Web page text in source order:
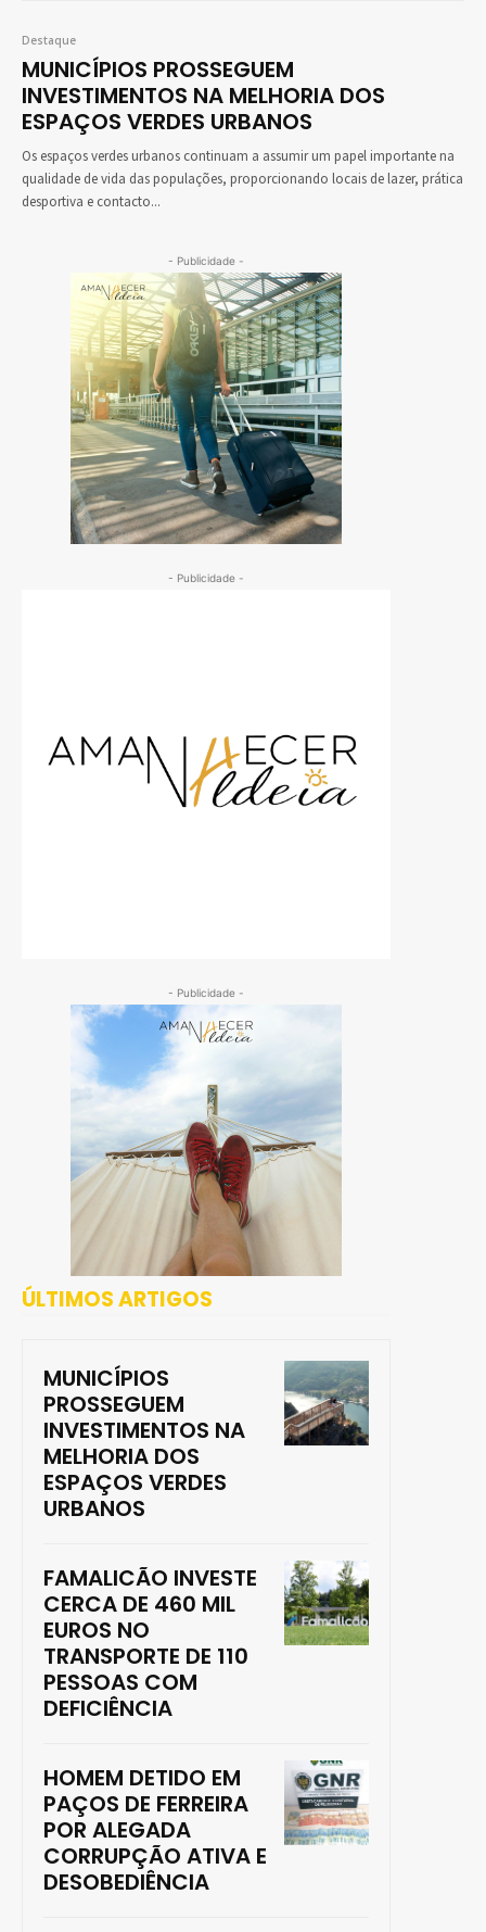
Destaque
MUNICÍPIOS PROSSEGUEM
INVESTIMENTOS NA MELHORIA DOS
ESPAÇOS VERDES URBANOS
Os espaços verdes urbanos continuam a assumir um papel importante na
qualidade de vida das populações, proporcionando locais de lazer, prática
desportiva e contacto...
- Publicidade -
- Publicidade -
- Publicidade -
ÚLTIMOS ARTIGOS
MUNICÍPIOS
PROSSEGUEM
INVESTIMENTOS NA
MELHORIA DOS
ESPAÇOS VERDES
URBANOS
FAMALICÃO INVESTE
CERCA DE 460 MIL
EUROS NO
TRANSPORTE DE 110
PESSOAS COM
DEFICIÊNCIA
HOMEM DETIDO EM
PAÇOS DE FERREIRA
POR ALEGADA
CORRUPÇÃO ATIVA E
DESOBEDIÊNCIA